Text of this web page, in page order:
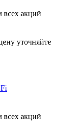
всех акций
уточняйте
всех акций